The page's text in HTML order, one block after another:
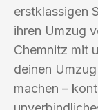
erstklassigen
ihren Umzug
Chemnitz mit
deinen
machen –